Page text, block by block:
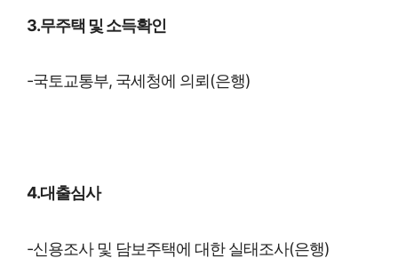
3.무주택 및 소득확인
-국토교통부, 국세청에 의뢰(은행)
4.대출심사
-신용조사 및 담보주택에 대한 실태조사(은행)